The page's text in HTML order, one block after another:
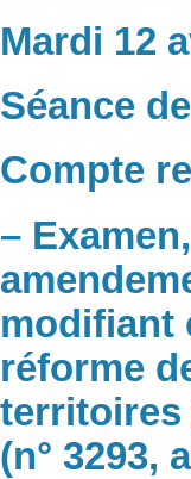
Mardi 12
Séance
Compte
–
modifiant
réforme
territoires
(n° 3293,